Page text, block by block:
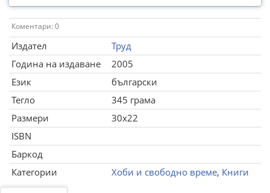
Коментари: 0
Издател
Труд
Година на издаване
2005
Език
български
Тегло
345 грама
Размери
30x22
ISBN
Баркод
Категории
Хоби и свободно време, Книги